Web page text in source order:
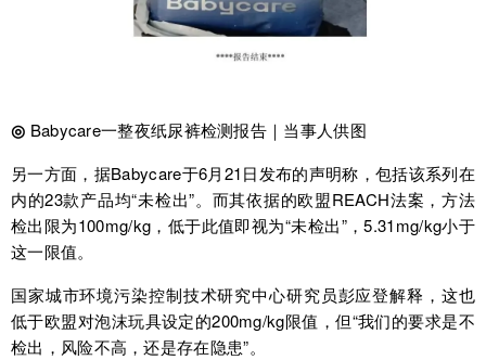
◎ Babycare一整夜纸尿裤检测报告｜当事人供图
另一方面，据Babycare于6月21日发布的声明称，包括该系列在
内的23款产品均“未检出”。而其依据的欧盟REACH法案，方法
检出限为100mg/kg，低于此值即视为“未检出”，5.31mg/kg小于
这一限值。
国家城市环境污染控制技术研究中心研究员彭应登解释，这也
低于欧盟对泡沫玩具设定的200mg/kg限值，但“我们的要求是不
检出，风险不高，还是存在隐患”。